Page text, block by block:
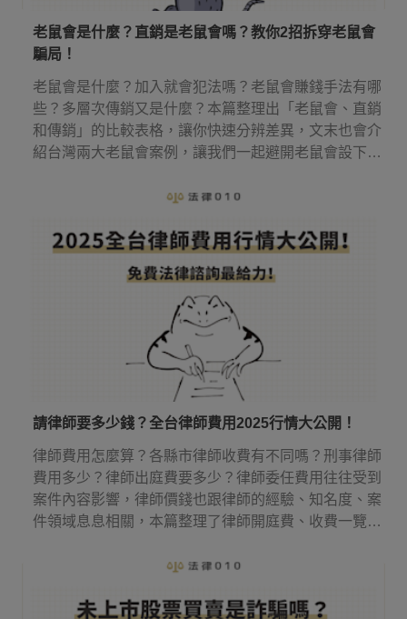
老鼠會是什麼？直銷是老鼠會嗎？教你2招拆穿老鼠會
騙局！
老鼠會是什麼？加入就會犯法嗎？老鼠會賺錢手法有哪
些？多層次傳銷又是什麼？本篇整理出「老鼠會、直銷
和傳銷」的比較表格，讓你快速分辨差異，文末也會介
紹台灣兩大老鼠會案例，讓我們一起避開老鼠會設下的
請律師要多少錢？全台律師費用2025行情大公開！
律師費用怎麼算？各縣市律師收費有不同嗎？刑事律師
費用多少？律師出庭費要多少？律師委任費用往往受到
案件內容影響，律師價錢也跟律師的經驗、知名度、案
件領域息息相關，本篇整理了律師開庭費、收費一覽表